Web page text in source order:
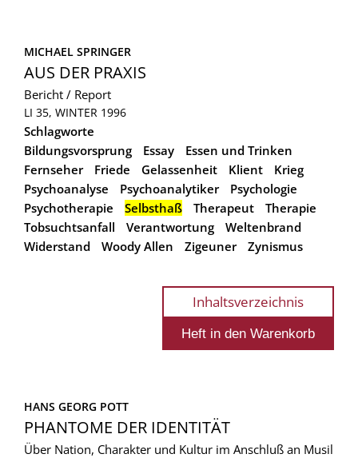
MICHAEL SPRINGER
AUS DER PRAXIS
Bericht / Report
LI 35, WINTER 1996
Schlagworte
Bildungsvorsprung
Essay
Essen und Trinken
Fernseher
Friede Gelassenheit Klient
Krieg
Psychoanalyse
Psychoanalytiker
Psychologie
Psychotherapie
Selbsthaß Therapeut
Therapie
Tobsuchtsanfall
Verantwortung
Weltenbrand
Widerstand
Woody Allen Zigeuner Zynismus
Inhaltsverzeichnis
HANS GEORG POTT
PHANTOME DER IDENTITÄT
Über Nation, Charakter und Kultur im Anschluß an Musil